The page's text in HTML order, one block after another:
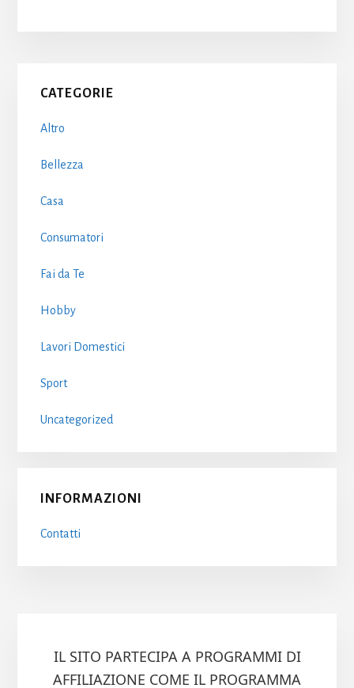
Primary
Sidebar
CATEGORIE
Altro
Bellezza
Casa
Consumatori
Fai da Te
Hobby
Lavori Domestici
Sport
Uncategorized
INFORMAZIONI
Contatti
IL SITO PARTECIPA A PROGRAMMI DI
AFFILIAZIONE COME IL PROGRAMMA